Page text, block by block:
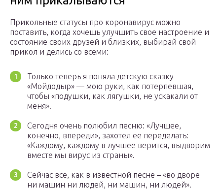
Прикольные статусы про коронавирус можно
поставить, когда хочешь улучшить свое настроение и
состояние своих друзей и близких, выбирай свой
прикол и делись со всеми:
Только теперь я поняла детскую сказку
«Мойдодыр» — мою руки, как потерпевшая,
чтобы «подушки, как лягушки, не ускакали от
меня».
Сегодня очень полюбил песню: «Лучшее,
конечно, впереди», захотел ее переделать:
«Каждому, каждому в лучшее верится, выдворим
вместе мы вирус из страны».
Сейчас все, как в известной песне – «во дворе
ни машин ни людей, ни машин, ни людей».